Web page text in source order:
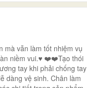
mà vẫn làm tốt nhiệm vụ
niềm vui.♥️ ❤️❤️Tạo thói
tay khi phải chống tay
dàng vệ sinh. Chân làm